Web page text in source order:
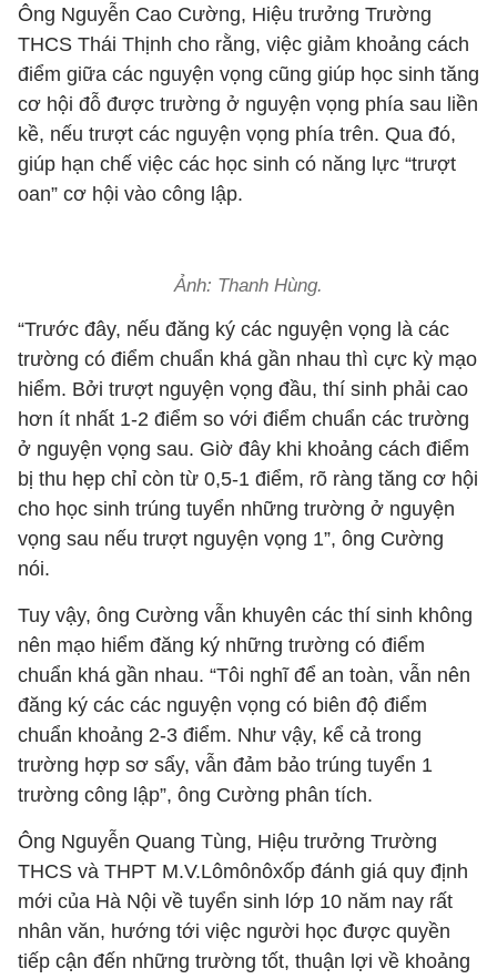
Ông Nguyễn Cao Cường, Hiệu trưởng Trường
THCS Thái Thịnh cho rằng, việc giảm khoảng cách
điểm giữa các nguyện vọng cũng giúp học sinh tăng
cơ hội đỗ được trường ở nguyện vọng phía sau liền
kề, nếu trượt các nguyện vọng phía trên. Qua đó,
giúp hạn chế việc các học sinh có năng lực “trượt
oan” cơ hội vào công lập.
Ảnh: Thanh Hùng.
“Trước đây, nếu đăng ký các nguyện vọng là các
trường có điểm chuẩn khá gần nhau thì cực kỳ mạo
hiểm. Bởi trượt nguyện vọng đầu, thí sinh phải cao
hơn ít nhất 1-2 điểm so với điểm chuẩn các trường
ở nguyện vọng sau. Giờ đây khi khoảng cách điểm
bị thu hẹp chỉ còn từ 0,5-1 điểm, rõ ràng tăng cơ hội
cho học sinh trúng tuyển những trường ở nguyện
vọng sau nếu trượt nguyện vọng 1”, ông Cường
nói.
Tuy vậy, ông Cường vẫn khuyên các thí sinh không
nên mạo hiểm đăng ký những trường có điểm
chuẩn khá gần nhau. “Tôi nghĩ để an toàn, vẫn nên
đăng ký các các nguyện vọng có biên độ điểm
chuẩn khoảng 2-3 điểm. Như vậy, kể cả trong
trường hợp sơ sẩy, vẫn đảm bảo trúng tuyển 1
trường công lập”, ông Cường phân tích.
Ông Nguyễn Quang Tùng, Hiệu trưởng Trường
THCS và THPT M.V.Lômônôxốp đánh giá quy định
mới của Hà Nội về tuyển sinh lớp 10 năm nay rất
nhân văn, hướng tới việc người học được quyền
tiếp cận đến những trường tốt, thuận lợi về khoảng